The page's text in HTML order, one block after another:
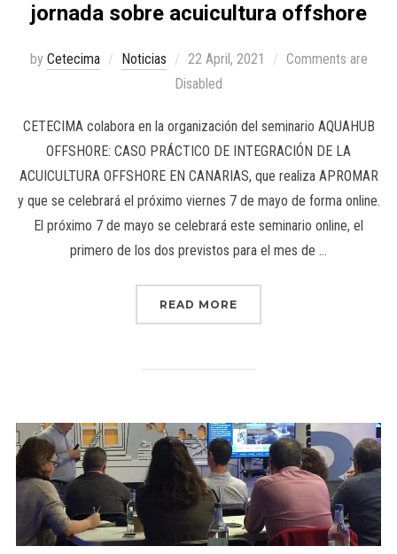
jornada sobre acuicultura offshore
by Cetecima Noticias 22 April, 2021
Comments are
Disabled
CETECIMA colabora en la organización del seminario AQUAHUB
OFFSHORE: CASO PRÁCTICO DE INTEGRACIÓN DE LA
ACUICULTURA OFFSHORE EN CANARIAS, que realiza APROMAR
y que se celebrará el próximo viernes 7 de mayo de forma online.
El próximo 7 de mayo se celebrará este seminario online, el
primero de los dos previstos para el mes de …
READ MORE